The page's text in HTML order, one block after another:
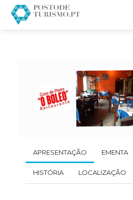
APRESENTAÇÃO EMENTA
HISTÓRIA LOCALIZAÇÃO